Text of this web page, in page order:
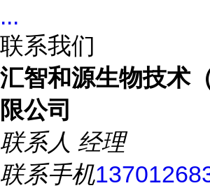
...
联系我们
汇智和源生物技术
限公司
联系人 经理
联系手机